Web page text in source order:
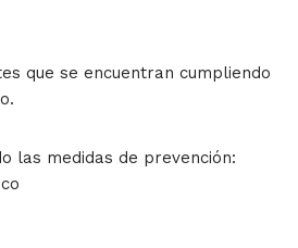
que se encuentran cumpliendo
las medidas de prevención: